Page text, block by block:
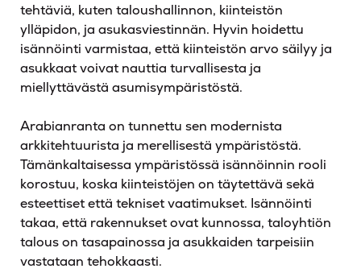
tehtäviä, kuten taloushallinnon, kiinteistön
ylläpidon, ja asukasviestinnän. Hyvin hoidettu
isännöinti varmistaa, että kiinteistön arvo säilyy ja
asukkaat voivat nauttia turvallisesta ja
miellyttävästä asumisympäristöstä.
Arabianranta on tunnettu sen modernista
arkkitehtuurista ja merellisestä ympäristöstä.
Tämänkaltaisessa ympäristössä isännöinnin rooli
korostuu, koska kiinteistöjen on täytettävä sekä
esteettiset että tekniset vaatimukset. Isännöinti
takaa, että rakennukset ovat kunnossa, taloyhtiön
talous on tasapainossa ja asukkaiden tarpeisiin
vastataan tehokkaasti.